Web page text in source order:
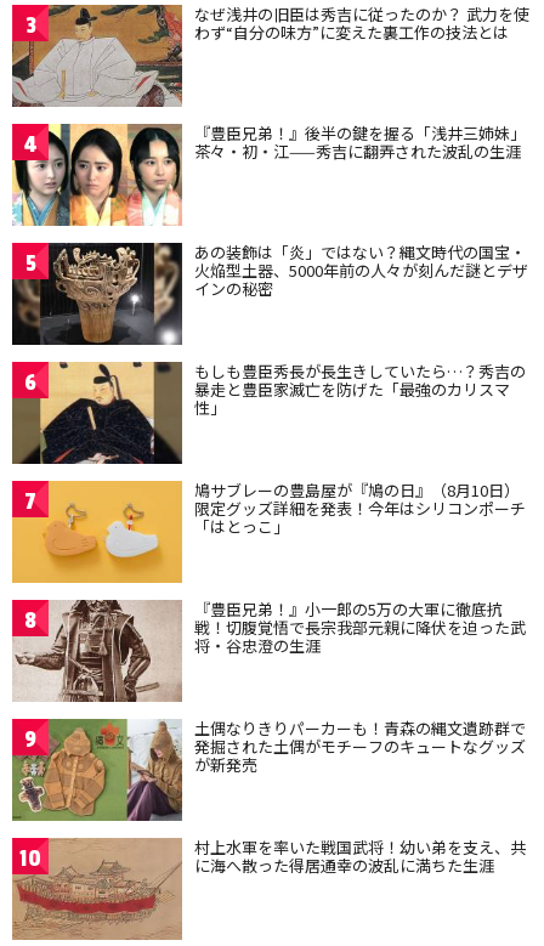
3 なぜ浅井の旧臣は秀吉に従ったのか？ 武力を使
わず“自分の味方”に変えた裏工作の技法とは
4 『豊臣兄弟！』後半の鍵を握る「浅井三姉妹」
茶々・初・江——秀吉に翻弄された波乱の生涯
5 あの装飾は「炎」ではない？縄文時代の国宝・
火焔型土器、5000年前の人々が刻んだ謎とデザ
インの秘密
6 もしも豊臣秀長が長生きしていたら…？秀吉の
暴走と豊臣家滅亡を防げた「最強のカリスマ
性」
7 鳩サブレーの豊島屋が『鳩の日』（8月10日）
限定グッズ詳細を発表！今年はシリコンポーチ
「はとっこ」
8 『豊臣兄弟！』小一郎の5万の大軍に徹底抗
戦！切腹覚悟で長宗我部元親に降伏を迫った武
将・谷忠澄の生涯
9 土偶なりきりパーカーも！青森の縄文遺跡群で
発掘された土偶がモチーフのキュートなグッズ
が新発売
10 村上水軍を率いた戦国武将！幼い弟を支え、共
に海へ散った得居通幸の波乱に満ちた生涯